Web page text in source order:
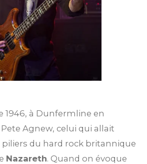
1946, à Dunfermline en
Agnew, celui qui allait
piliers du hard rock britannique
Nazareth. Quand on évoque